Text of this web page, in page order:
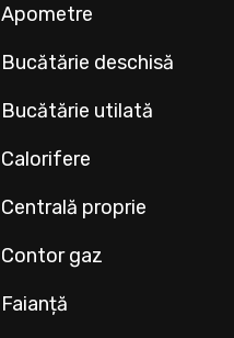
Apometre
Bucătărie deschisă
Bucătărie utilată
Calorifere
Centrală proprie
Contor gaz
Faianță